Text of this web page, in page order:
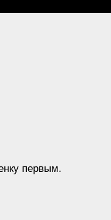
первым.